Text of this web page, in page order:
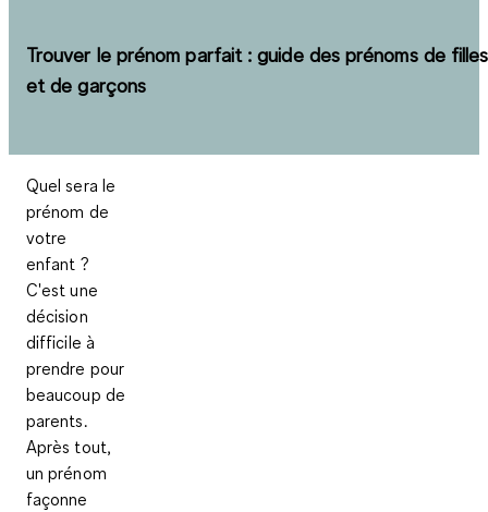
Trouver le prénom parfait : guide des prénoms de filles
et de garçons
Quel sera le
prénom de
votre
enfant ?
C'est une
décision
difficile à
prendre pour
beaucoup de
parents.
Après tout,
un prénom
façonne